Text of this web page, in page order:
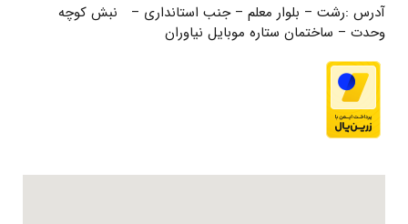
آدرس :رشت – بلوار معلم – جنب استانداری – نبش کوچه
وحدت – ساختمان ستاره موبایل نیاوران